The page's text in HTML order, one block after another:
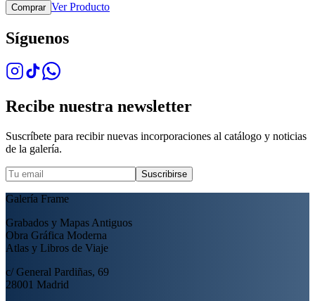
Comprar Ver Producto
Síguenos
Recibe nuestra newsletter
Suscríbete para recibir nuevas incorporaciones al catálogo y noticias
de la galería.
Suscribirse
Galería Frame
Grabados y Mapas Antiguos
Obra Gráfica Moderna
Atlas y Libros de Viaje
c/ General Pardiñas, 69
28001 Madrid